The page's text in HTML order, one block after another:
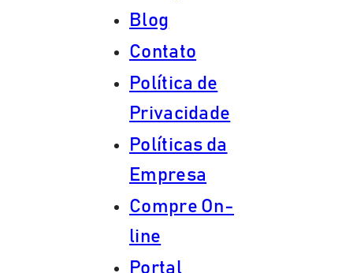
Blog
Contato
Política de
Privacidade
Políticas da
Empresa
Compre On-
line
Portal